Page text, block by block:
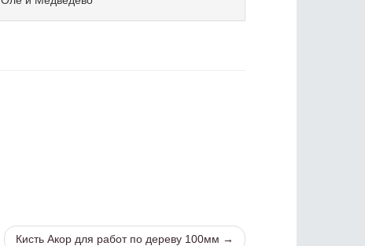
Кисть Акор для работ по дереву 100мм →